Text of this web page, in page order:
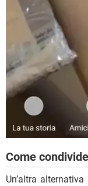
Come
Un’altra